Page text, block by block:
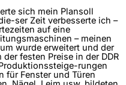
sich mein Plansoll
ser Zeit verbesserte ich –
auf eine
– meinen
wurde erweitert und der
festen Preise in der DDR
rungen
für Fenster und Türen